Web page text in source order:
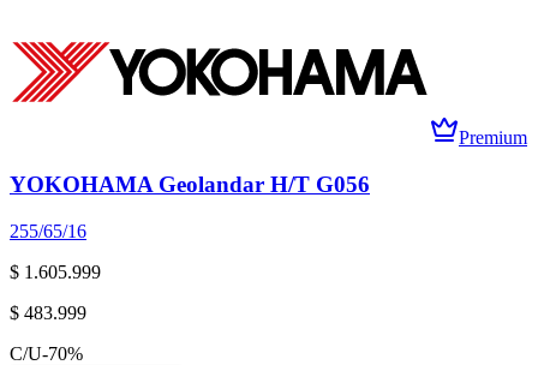
Premium
YOKOHAMA Geolandar H/T G056
255/65/16
$ 1.605.999
$ 483.999
C/U-70%